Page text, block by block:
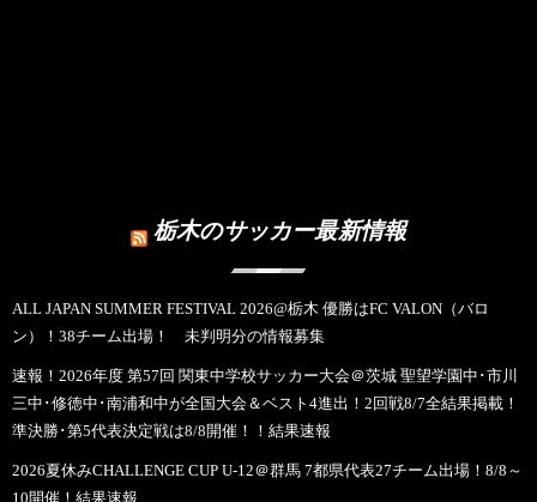
栃木のサッカー最新情報
ALL JAPAN SUMMER FESTIVAL 2026@栃木 優勝はFC VALON（バロ
ン）！38チーム出場！ 未判明分の情報募集
速報！2026年度 第57回 関東中学校サッカー大会＠茨城 聖望学園中･市川
三中･修徳中･南浦和中が全国大会＆ベスト4進出！2回戦8/7全結果掲載！
準決勝･第5代表決定戦は8/8開催！！結果速報
2026夏休みCHALLENGE CUP U-12＠群馬 7都県代表27チーム出場！8/8～
10開催！結果速報